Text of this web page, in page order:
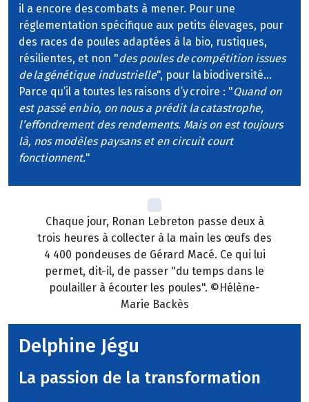
il a encore des combats à mener. Pour une
réglementation spécifique aux petits élevages, pour
des races de poules adaptées à la bio, rustiques,
résilientes, et non "des poules de compétition issues
de la génétique industrielle", pour la biodiversité…
Parce qu’il a toutes les raisons d’y croire : "Quand on
est passé en bio, on nous a prédit la catastrophe,
l’effondrement des rendements. Mais on est toujours
là, nos modèles paysans et en circuit court
fonctionnent."
Chaque jour, Ronan Lebreton passe deux à
trois heures à collecter à la main les œufs des
4 400 pondeuses de Gérard Macé. Ce qui lui
permet, dit-il, de passer "du temps dans le
poulailler à écouter les poules". ©Hélène-
Marie Backès
Delphine Jégu
La passion de la transformation